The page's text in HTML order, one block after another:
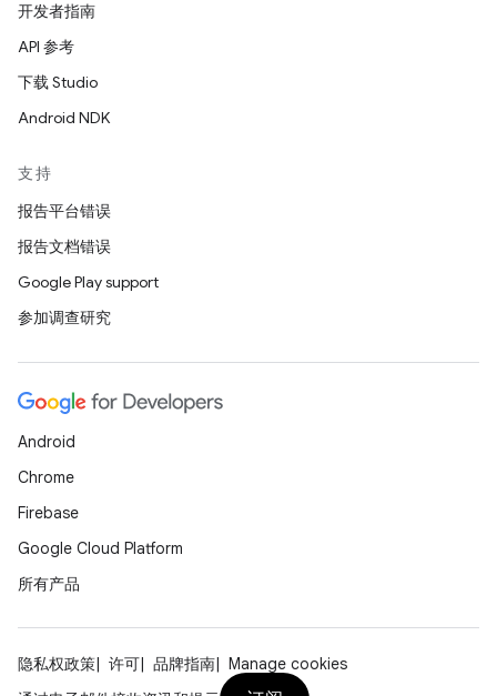
开发者指南
API 参考
下载 Studio
Android NDK
支持
报告平台错误
报告文档错误
Google Play support
参加调查研究
Android
Chrome
Firebase
Google Cloud Platform
所有产品
隐私权政策 许可 品牌指南
Manage cookies